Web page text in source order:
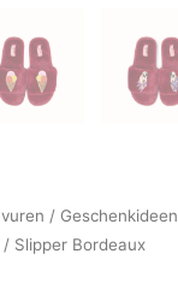
/ Geschenkideen
/ Slipper Bordeaux